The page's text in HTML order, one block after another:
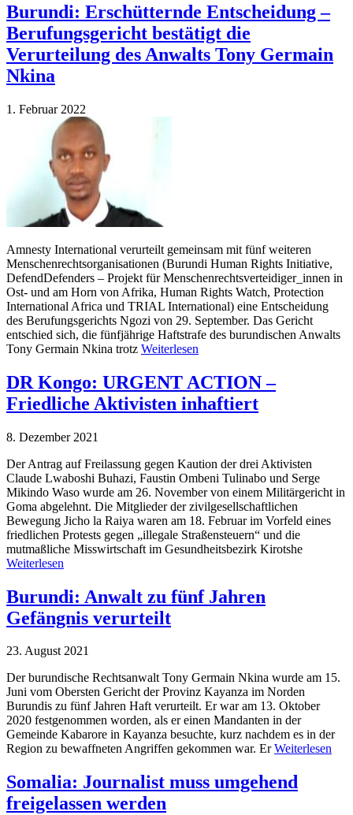
Burundi: Erschütternde Entscheidung –
Berufungsgericht bestätigt die
Verurteilung des Anwalts Tony Germain
Nkina
1. Februar 2022
Amnesty International verurteilt gemeinsam mit fünf weiteren
Menschenrechtsorganisationen (Burundi Human Rights Initiative,
DefendDefenders – Projekt für Menschenrechtsverteidiger_innen in
Ost- und am Horn von Afrika, Human Rights Watch, Protection
International Africa und TRIAL International) eine Entscheidung
des Berufungsgerichts Ngozi von 29. September. Das Gericht
entschied sich, die fünfjährige Haftstrafe des burundischen Anwalts
Tony Germain Nkina trotz Weiterlesen
DR Kongo: URGENT ACTION –
Friedliche Aktivisten inhaftiert
8. Dezember 2021
Der Antrag auf Freilassung gegen Kaution der drei Aktivisten
Claude Lwaboshi Buhazi, Faustin Ombeni Tulinabo und Serge
Mikindo Waso wurde am 26. November von einem Militärgericht in
Goma abgelehnt. Die Mitglieder der zivilgesellschaftlichen
Bewegung Jicho la Raiya waren am 18. Februar im Vorfeld eines
friedlichen Protests gegen „illegale Straßensteuern“ und die
mutmaßliche Misswirtschaft im Gesundheitsbezirk Kirotshe
Weiterlesen
Burundi: Anwalt zu fünf Jahren
Gefängnis verurteilt
23. August 2021
Der burundische Rechtsanwalt Tony Germain Nkina wurde am 15.
Juni vom Obersten Gericht der Provinz Kayanza im Norden
Burundis zu fünf Jahren Haft verurteilt. Er war am 13. Oktober
2020 festgenommen worden, als er einen Mandanten in der
Gemeinde Kabarore in Kayanza besuchte, kurz nachdem es in der
Region zu bewaffneten Angriffen gekommen war. ErWeiterlesen
Somalia: Journalist muss umgehend
freigelassen werden